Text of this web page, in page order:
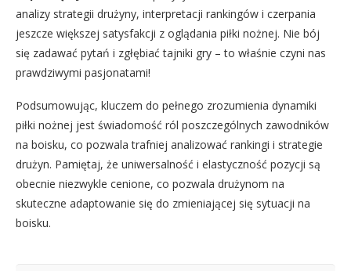
analizy strategii drużyny, interpretacji rankingów i czerpania
jeszcze większej satysfakcji z oglądania piłki nożnej. Nie bój
się zadawać pytań i zgłębiać tajniki gry – to właśnie czyni nas
prawdziwymi pasjonatami!
Podsumowując, kluczem do pełnego zrozumienia dynamiki
piłki nożnej jest świadomość ról poszczególnych zawodników
na boisku, co pozwala trafniej analizować rankingi i strategie
drużyn. Pamiętaj, że uniwersalność i elastyczność pozycji są
obecnie niezwykle cenione, co pozwala drużynom na
skuteczne adaptowanie się do zmieniającej się sytuacji na
boisku.